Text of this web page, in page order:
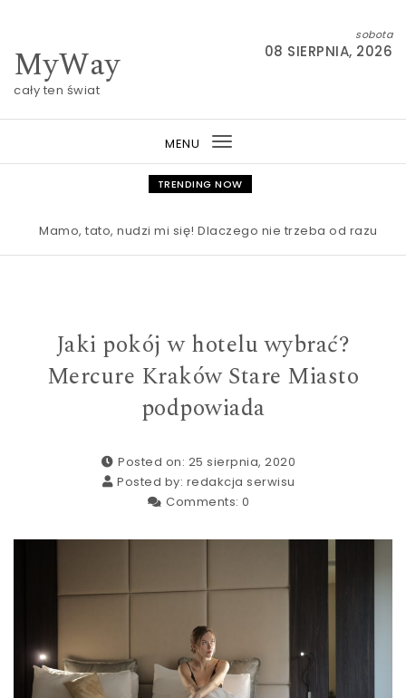
MyWay
cały ten świat
sobota
08 SIERPNIA, 2026
MENU
Toggle
navigation
TRENDING NOW
Mamo, tato, nudzi mi się! Dlaczego nie trzeba od razu
Jaki pokój w hotelu wybrać?
Mercure Kraków Stare Miasto
podpowiada
Posted on: 25 sierpnia, 2020
Posted by: redakcja serwisu
Comments: 0